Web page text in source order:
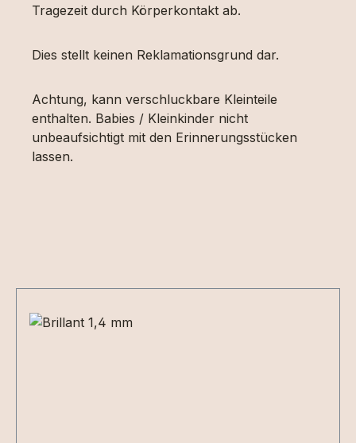
Tragezeit durch Körperkontakt ab.
Dies stellt keinen Reklamationsgrund dar.
Achtung, kann verschluckbare Kleinteile
enthalten. Babies / Kleinkinder nicht
unbeaufsichtigt mit den Erinnerungsstücken
lassen.